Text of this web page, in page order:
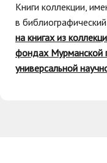
Книги коллекции,
в
на книгах из
фондах Мурманской
универсальной